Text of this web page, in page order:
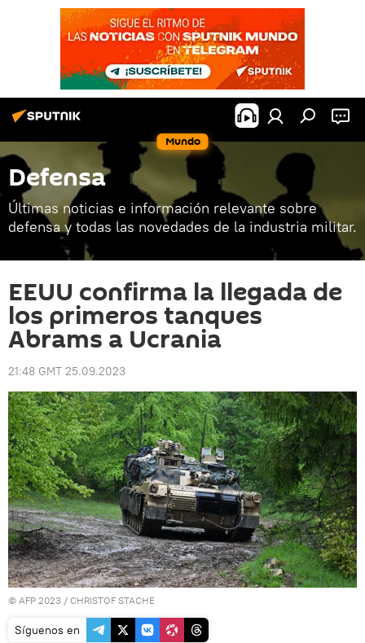
Mundo
Defensa
Últimas noticias e información relevante sobre
defensa y todas las novedades de la industria militar.
EEUU confirma la llegada de
los primeros tanques
Abrams a Ucrania
21:48 GMT 25.09.2023
© AFP 2023 / CHRISTOF STACHE
Síguenos en